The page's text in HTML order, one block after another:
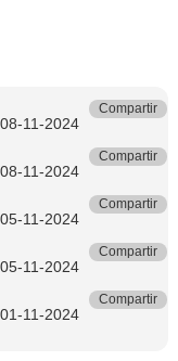
08-11-2024
Compartir
08-11-2024
Compartir
05-11-2024
Compartir
05-11-2024
Compartir
01-11-2024
Compartir